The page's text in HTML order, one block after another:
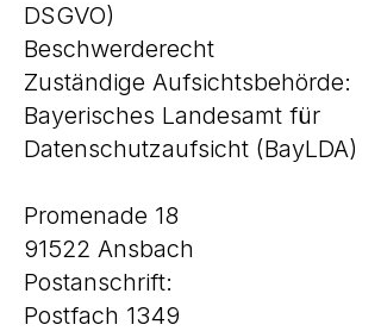
DSGVO)
Beschwerderecht
Zuständige Aufsichtsbehörde:
Bayerisches Landesamt für
Datenschutzaufsicht (BayLDA)
Promenade 18
91522 Ansbach
Postanschrift:
Postfach 1349